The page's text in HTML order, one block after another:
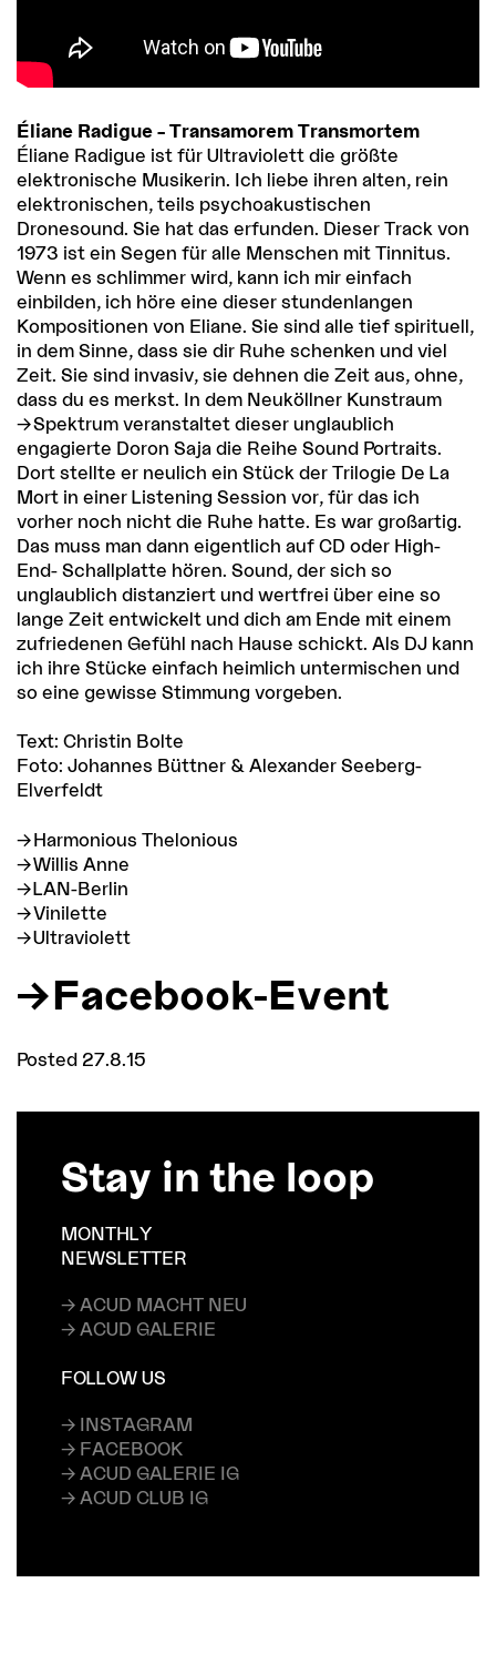
Éliane Radigue – Transamorem Transmortem
Éliane Radigue ist für Ultraviolett die größte
elektronische Musikerin. Ich liebe ihren alten, rein
elektronischen, teils psychoakustischen
Dronesound. Sie hat das erfunden. Dieser Track von
1973 ist ein Segen für alle Menschen mit Tinnitus.
Wenn es schlimmer wird, kann ich mir einfach
einbilden, ich höre eine dieser stundenlangen
Kompositionen von Eliane. Sie sind alle tief spirituell,
in dem Sinne, dass sie dir Ruhe schenken und viel
Zeit. Sie sind invasiv, sie dehnen die Zeit aus, ohne,
dass du es merkst. In dem Neuköllner Kunstraum
Spektrum veranstaltet dieser unglaublich
engagierte Doron Saja die Reihe Sound Portraits.
Dort stellte er neulich ein Stück der Trilogie De La
Mort in einer Listening Session vor, für das ich
vorher noch nicht die Ruhe hatte. Es war großartig.
Das muss man dann eigentlich auf CD oder High-
End- Schallplatte hören. Sound, der sich so
unglaublich distanziert und wertfrei über eine so
lange Zeit entwickelt und dich am Ende mit einem
zufriedenen Gefühl nach Hause schickt. Als DJ kann
ich ihre Stücke einfach heimlich untermischen und
so eine gewisse Stimmung vorgeben.
Text: Christin Bolte
Foto: Johannes Büttner & Alexander Seeberg-
Elverfeldt
Harmonious Thelonious
Willis Anne
LAN-Berlin
Vinilette
Ultraviolett
Facebook-Event
Posted 27.8.15
Stay in the loop
MONTHLY
NEWSLETTER
→ ACUD MACHT NEU
→ ACUD GALERIE
FOLLOW US
→ INSTAGRAM
→ FACEBOOK
→ ACUD GALERIE IG
→ ACUD CLUB IG